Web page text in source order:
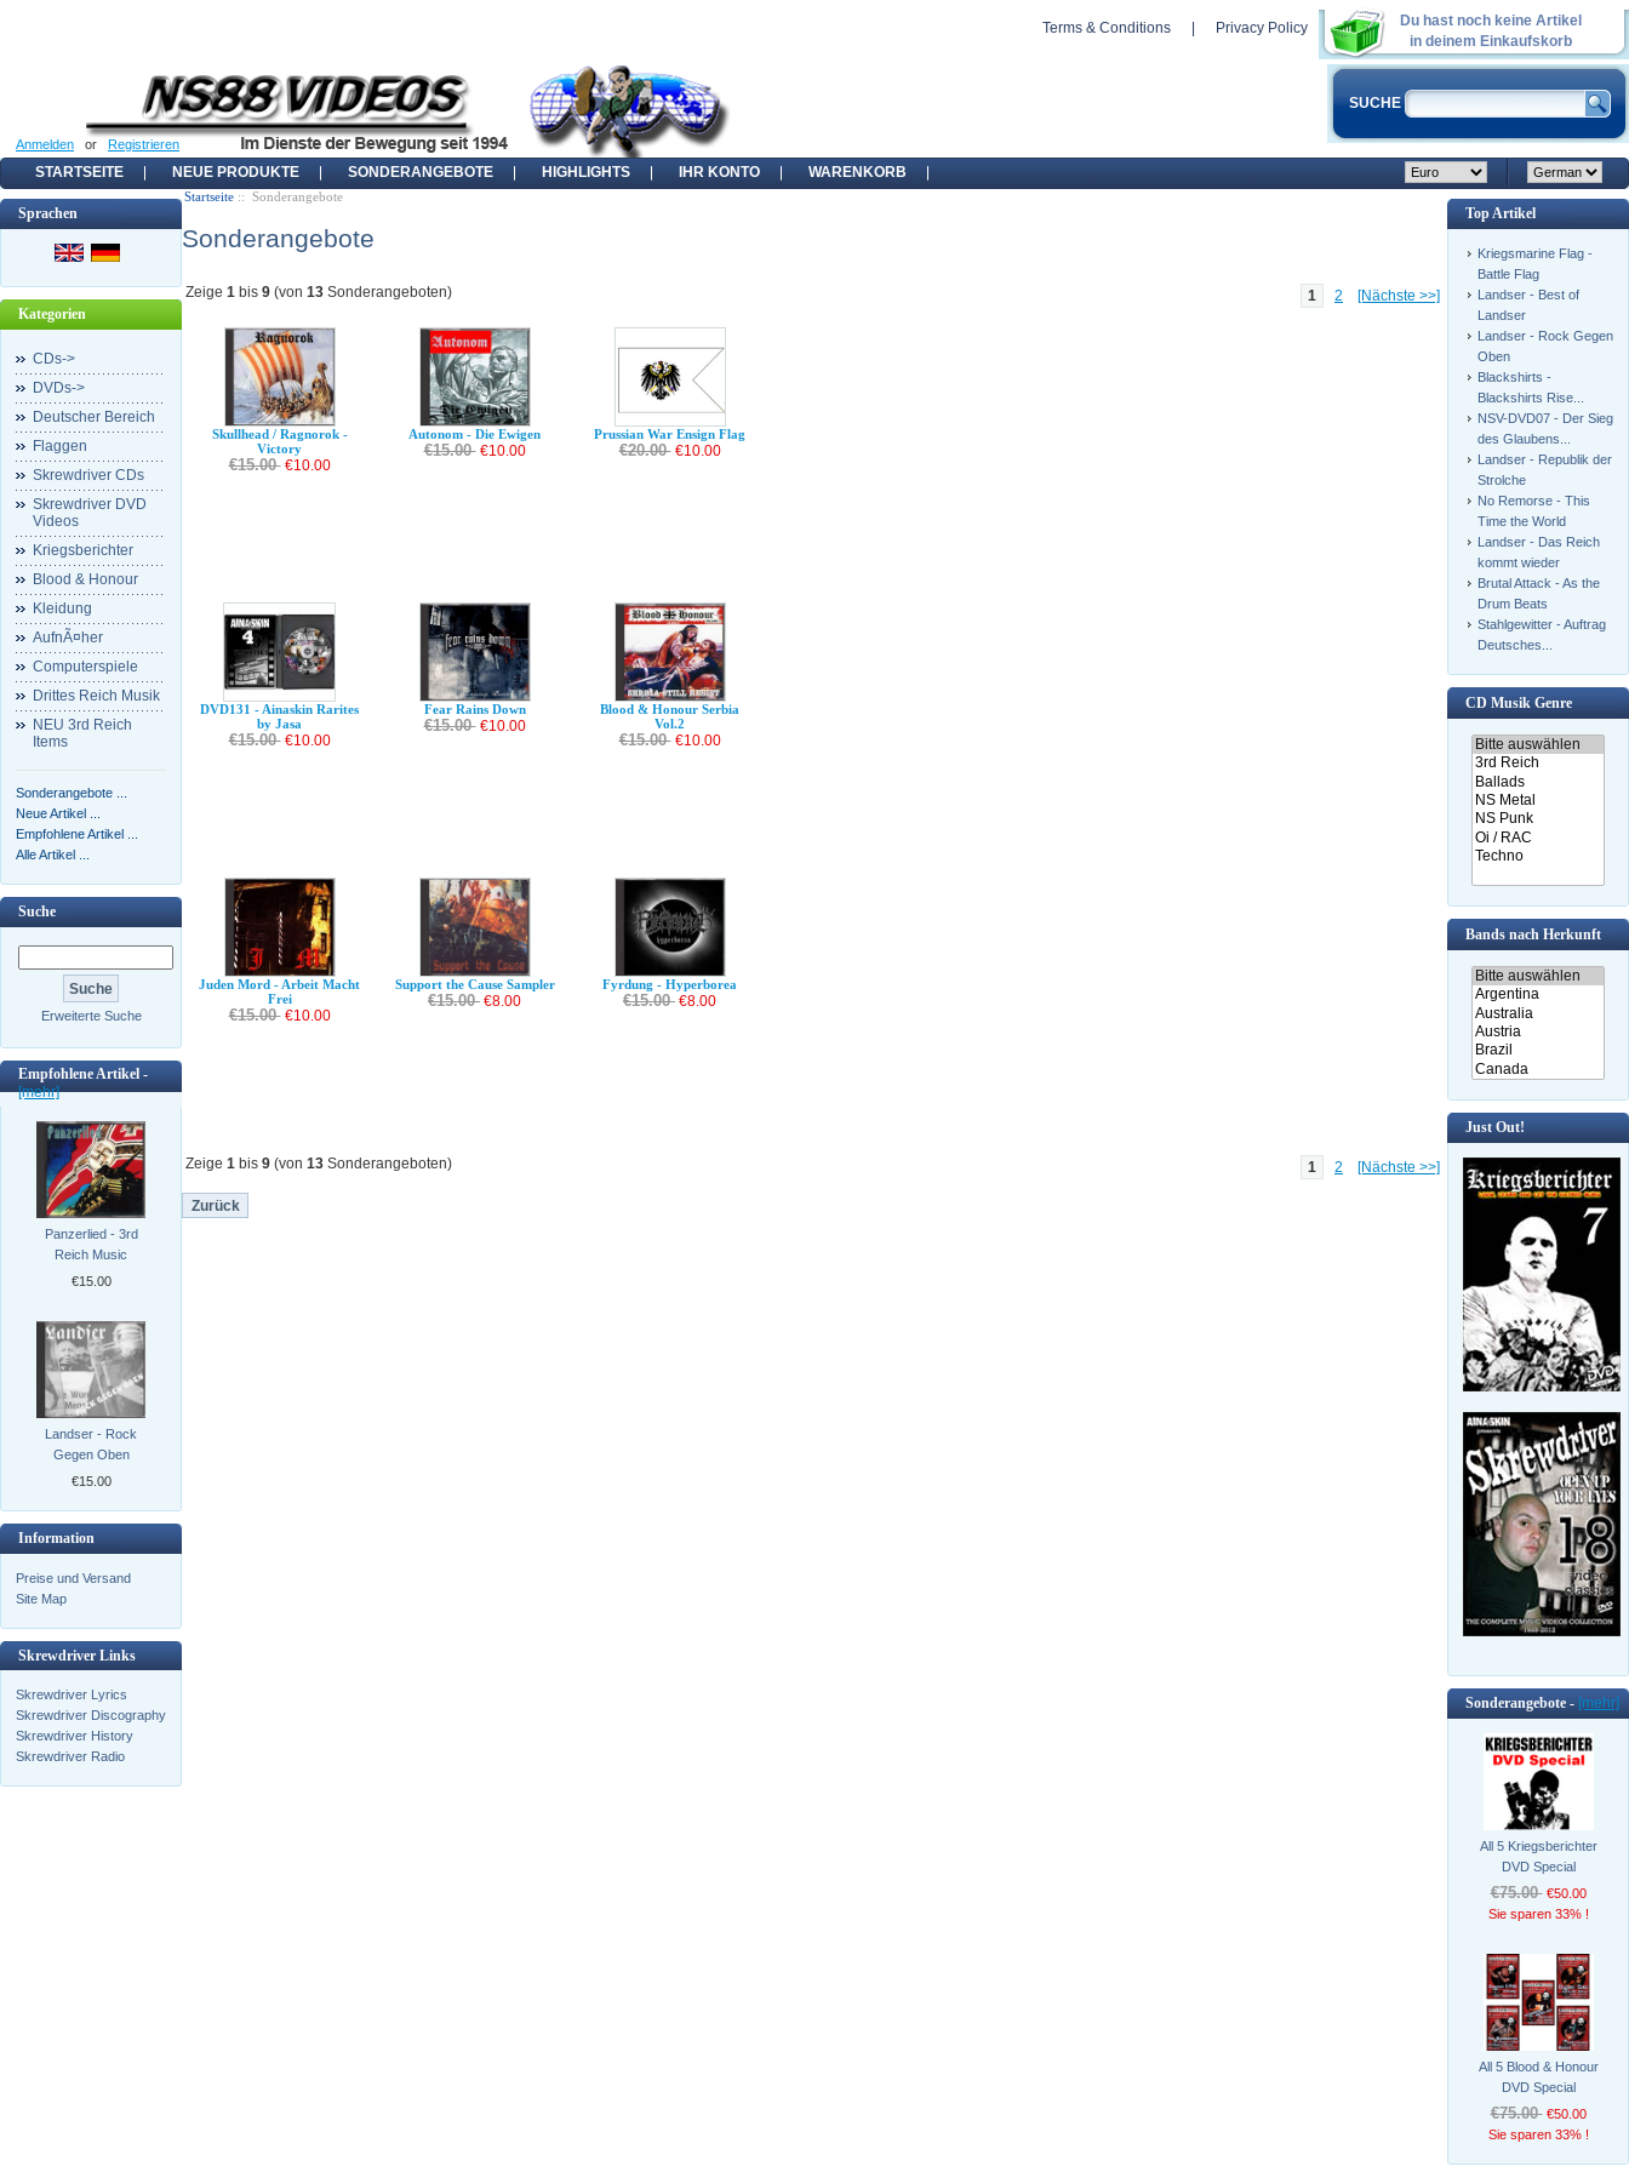
Du hast noch keine Artikel
in deinem Einkaufskorb
Terms & Conditions Privacy Policy
SUCHE
Anmelden or Registrieren
STARTSEITE NEUE PRODUKTE SONDERANGEBOTE HIGHLIGHTS IHR KONTO WARENKORB
Sprachen
Kategorien
CDs->
DVDs->
Deutscher Bereich
Flaggen
Skrewdriver CDs
Skrewdriver DVD
Videos
Kriegsberichter
Blood & Honour
Kleidung
AufnÃ¤her
Computerspiele
Drittes Reich Musik
NEU 3rd Reich
Items
Sonderangebote ...
Neue Artikel ...
Empfohlene Artikel ...
Alle Artikel ...
Suche
Erweiterte Suche
Empfohlene Artikel -
[mehr]
Panzerlied - 3rd
Reich Music
€15.00
Landser - Rock
Gegen Oben
€15.00
Information
Preise und Versand
Site Map
Skrewdriver Links
Skrewdriver Lyrics
Skrewdriver Discography
Skrewdriver History
Skrewdriver Radio
Startseite :: Sonderangebote
Sonderangebote
Zeige 1 bis 9 (von 13 Sonderangeboten) 1 2 [Nächste >>]
Skullhead / Ragnorok -
Victory
€15.00 €10.00
Autonom - Die Ewigen
€15.00 €10.00
Prussian War Ensign Flag
€20.00 €10.00
DVD131 - Ainaskin Rarites
by Jasa
€15.00 €10.00
Fear Rains Down
€15.00 €10.00
Blood & Honour Serbia
Vol.2
€15.00 €10.00
Juden Mord - Arbeit Macht
Frei
€15.00 €10.00
Support the Cause Sampler
€15.00 €8.00
Fyrdung - Hyperborea
€15.00 €8.00
Zeige 1 bis 9 (von 13 Sonderangeboten) 1 2 [Nächste >>]
Zurück
Top Artikel
Kriegsmarine Flag -
Battle Flag
Landser - Best of
Landser
Landser - Rock Gegen
Oben
Blackshirts -
Blackshirts Rise...
NSV-DVD07 - Der Sieg
des Glaubens...
Landser - Republik der
Strolche
No Remorse - This
Time the World
Landser - Das Reich
kommt wieder
Brutal Attack - As the
Drum Beats
Stahlgewitter - Auftrag
Deutsches...
CD Musik Genre
Bands nach Herkunft
Just Out!
Sonderangebote - [mehr]
All 5 Kriegsberichter
DVD Special
€75.00 €50.00
Sie sparen 33% !
All 5 Blood & Honour
DVD Special
€75.00 €50.00
Sie sparen 33% !